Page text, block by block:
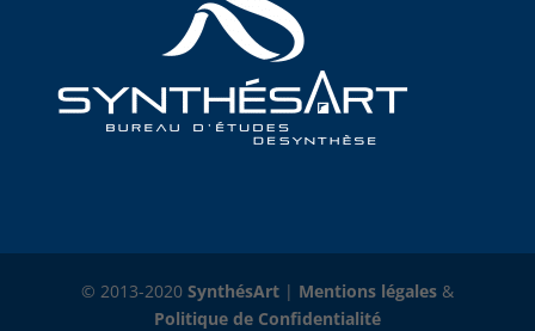
© 2013-2020 SynthésArt| Mentions légales&
Politique de Confidentialité